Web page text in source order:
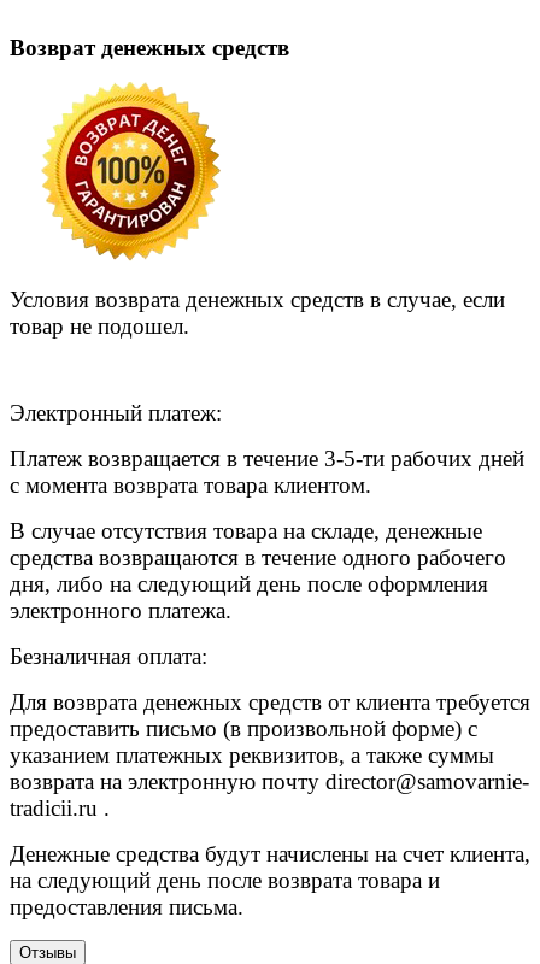
Возврат денежных средств
Условия возврата денежных средств в случае, если
товар не подошел.
Электронный платеж:
Платеж возвращается в течение 3-5-ти рабочих дней
с момента возврата товара клиентом.
В случае отсутствия товара на складе, денежные
средства возвращаются в течение одного рабочего
дня, либо на следующий день после оформления
электронного платежа.
Безналичная оплата:
Для возврата денежных средств от клиента требуется
предоставить письмо (в произвольной форме) с
указанием платежных реквизитов, а также суммы
возврата на электронную почту director@samovarnie-
tradicii.ru .
Денежные средства будут начислены на счет клиента,
на следующий день после возврата товара и
предоставления письма.
Отзывы